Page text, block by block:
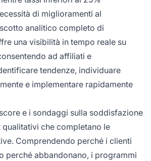
di miglioramenti al
analitico completo di
una visibilità in tempo reale su
ad affiliati e
tendenze, individuare
e implementare rapidamente
e i sondaggi sulla soddisfazione
che completano le
Comprendendo perché i clienti
perché abbandonano, i programmi